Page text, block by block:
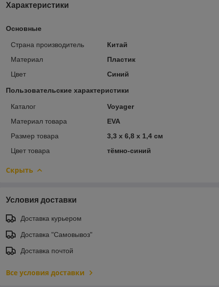
Характеристики
Основные
Страна производитель
Китай
Материал
Пластик
Цвет
Синий
Пользовательские характеристики
Каталог
Voyager
Материал товара
EVA
Размер товара
3,3 x 6,8 x 1,4 см
Цвет товара
тёмно-синий
Скрыть
Условия доставки
Доставка курьером
Доставка "Самовывоз"
Доставка почтой
Все условия доставки